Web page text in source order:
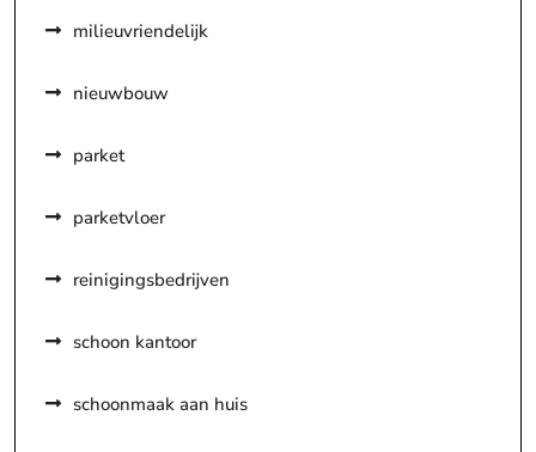
milieuvriendelijk
nieuwbouw
parket
parketvloer
reinigingsbedrijven
schoon kantoor
schoonmaak aan huis